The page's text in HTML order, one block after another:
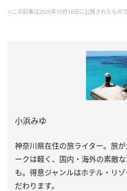
※この記事は2025年10月16日に公開されたもの
小浜みゆ
神奈川県在住の旅ライター。旅
ークは軽く、国内・海外の素敵
も。得意ジャンルはホテル・リ
だわります。